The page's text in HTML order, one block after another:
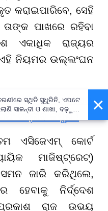
କରାଇପାରିବେ, ସେହି
ପାଖରେ ରହିବା
ଏକାଧିକ ରାଜ୍ୟର
ନିୟମର ଉଲ୍ଲଂଘନ
ପାଇଁ 'ମାଷ୍ଟରସେଫ୍
ସଞ୍ଜୀବ କପୁର !
ଏସିଜେଏମ୍ କୋର୍ଟ
ମାଜିଷ୍ଟ୍ରେଟ୍)
ଜାରି କରିଥିଲେ,
ହେବାକୁ ନିର୍ଦ୍ଦେଶ
ରାଜ ଉଭୟ
×
ସ୍ଥିତି ସୁଧୁରିନି, ଏପଟେ
ସାଳନ୍ଦୀ ଓ ଶାଖା, ବଢ଼ୁଛି
ଭୟ